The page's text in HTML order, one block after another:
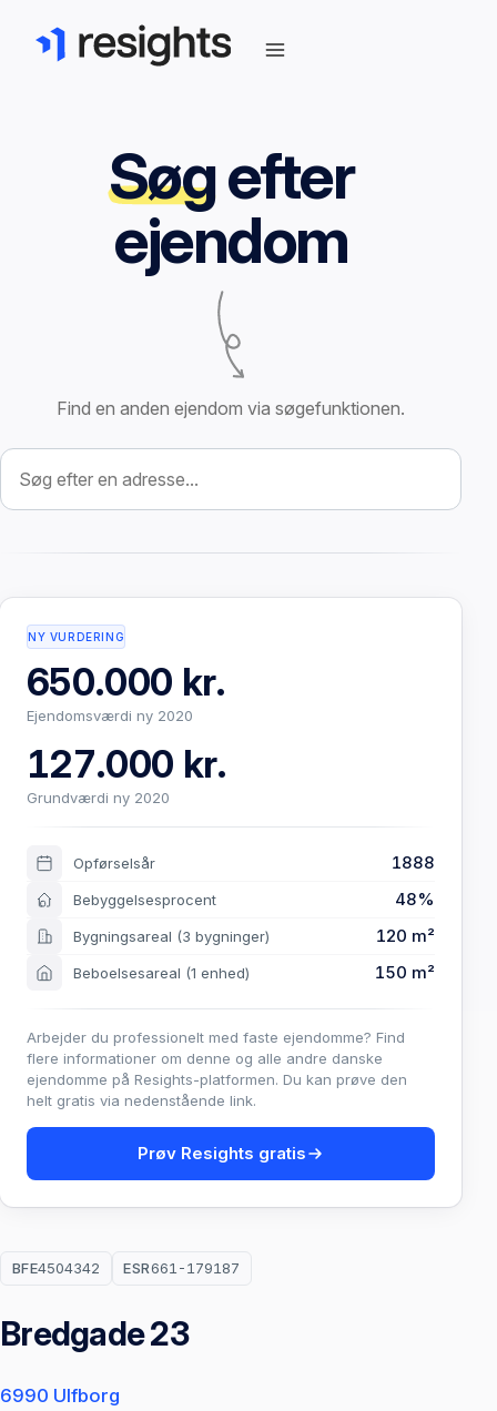
Søgefter
ejendom
Find en anden ejendom via søgefunktionen.
Søg efter ejendom
BFE4504342 ESR661-179187
Bredgade 23
6990 Ulfborg
NY VURDERING
650.000 kr.
Ejendomsværdi ny 2020
127.000 kr.
Grundværdi ny 2020
Opførselsår 1888
Bebyggelsesprocent 48%
Bygningsareal (3 bygninger) 120 m²
Beboelsesareal (1 enhed) 150 m²
Arbejder du professionelt med faste ejendomme? Find
flere informationer om denne og alle andre danske
ejendomme på Resights-platformen. Du kan prøve den
helt gratis via nedenstående link.
Prøv Resights gratis